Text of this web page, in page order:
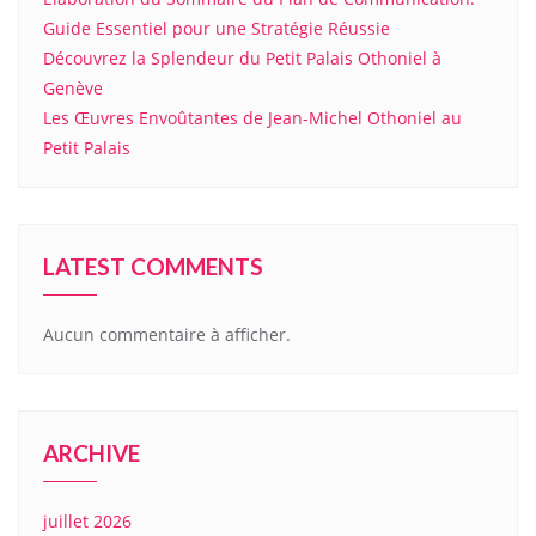
Guide Essentiel pour une Stratégie Réussie
Découvrez la Splendeur du Petit Palais Othoniel à
Genève
Les Œuvres Envoûtantes de Jean-Michel Othoniel au
Petit Palais
LATEST COMMENTS
Aucun commentaire à afficher.
ARCHIVE
juillet 2026